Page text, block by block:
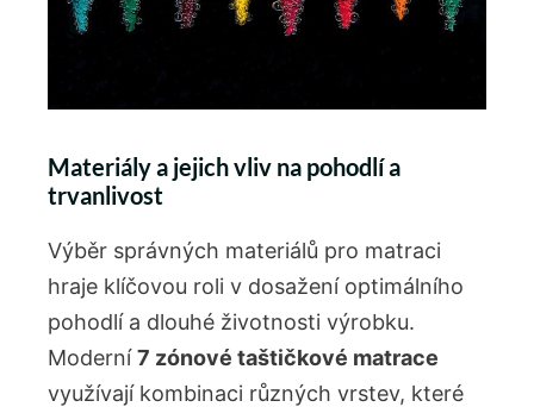
Materiály a jejich vliv na pohodlí a
trvanlivost
Výběr správných materiálů pro matraci
hraje klíčovou roli v dosažení optimálního
pohodlí a dlouhé životnosti výrobku.
Moderní7 zónové taštičkové matrace
využívají kombinaci různých vrstev, které